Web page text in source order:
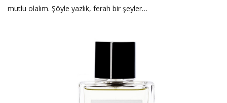
mutlu olalım. Şöyle yazlık, ferah bir şeyler…